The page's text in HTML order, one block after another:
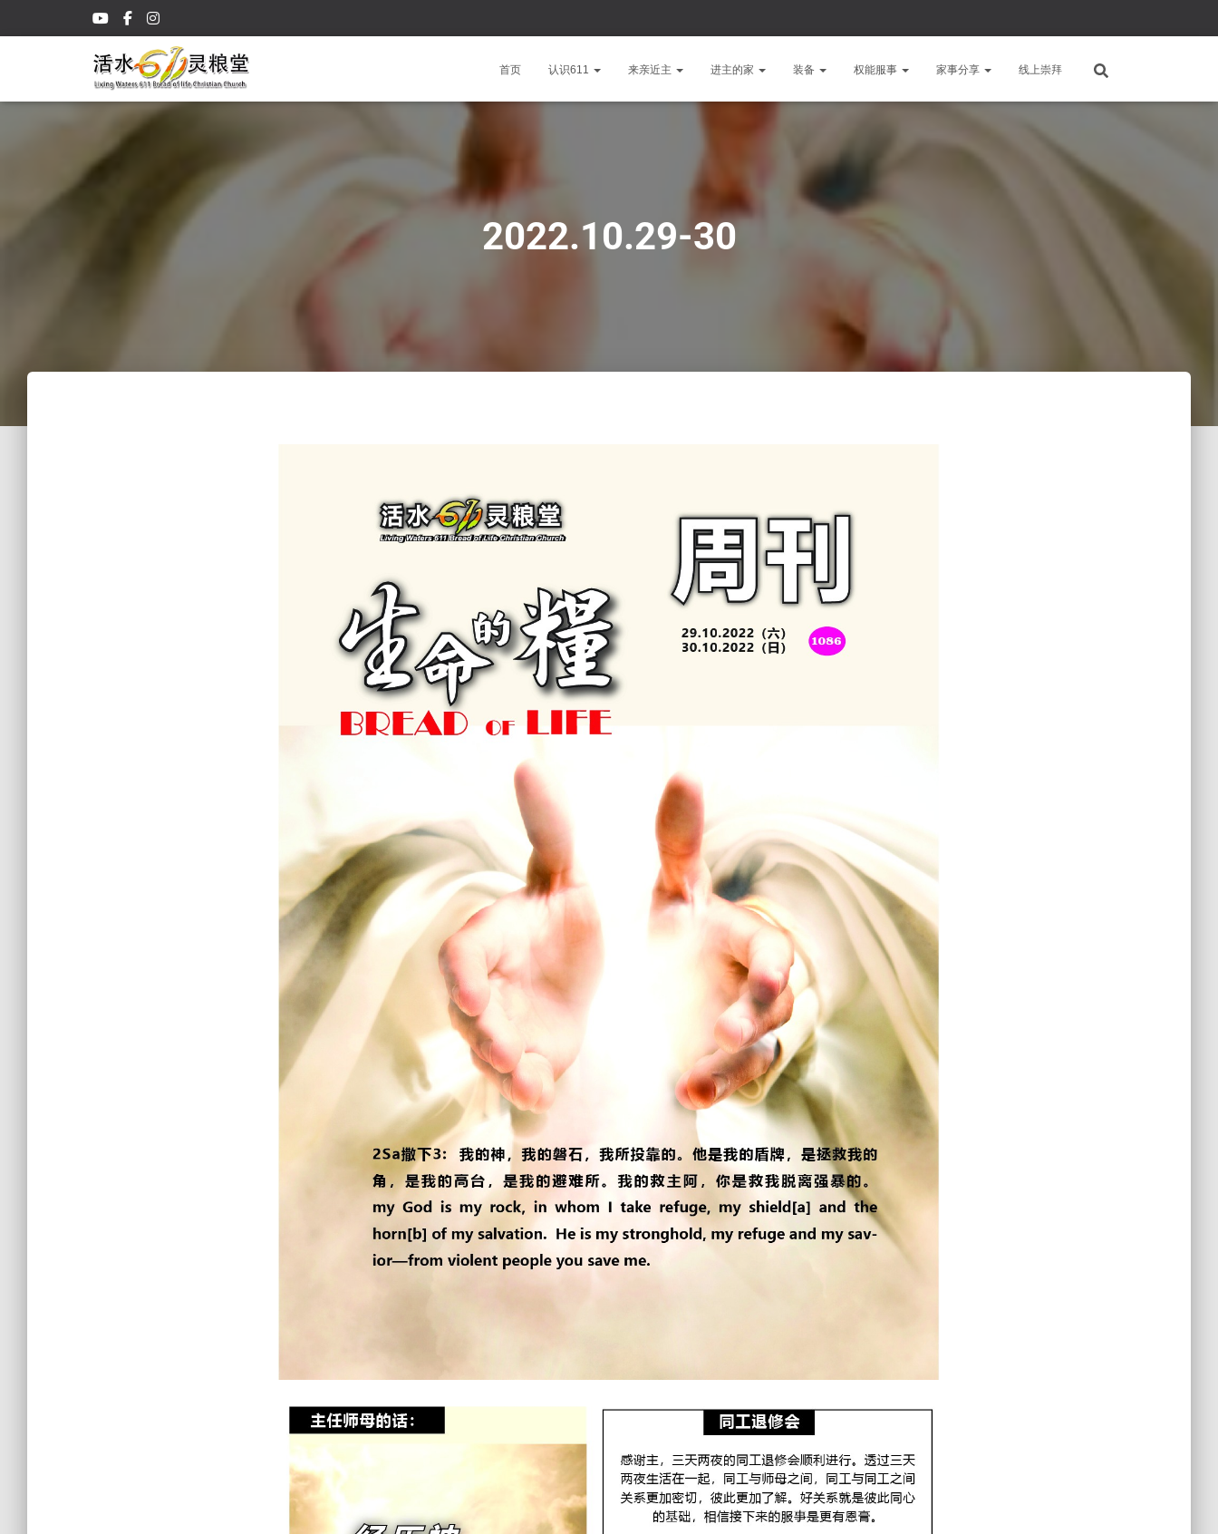
首页 认识611 来亲近主 进主的家 装备 权能服事 家事分享 线上崇拜
2022.10.29-30